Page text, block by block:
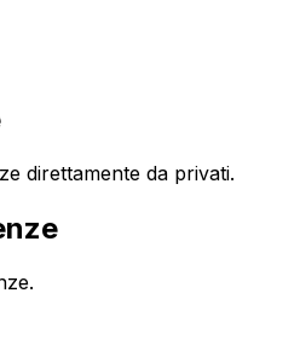
direttamente da privati.
.